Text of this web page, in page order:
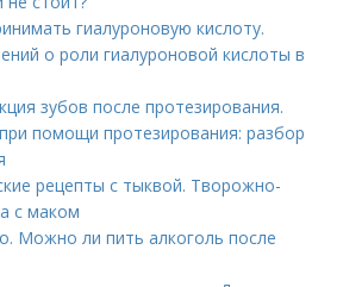
гиалуроновую кислоту.
о роли гиалуроновой кислоты в
зубов после протезирования.
помощи протезирования: разбор
рецепты с тыквой. Творожно-
с маком
Можно ли пить алкоголь после